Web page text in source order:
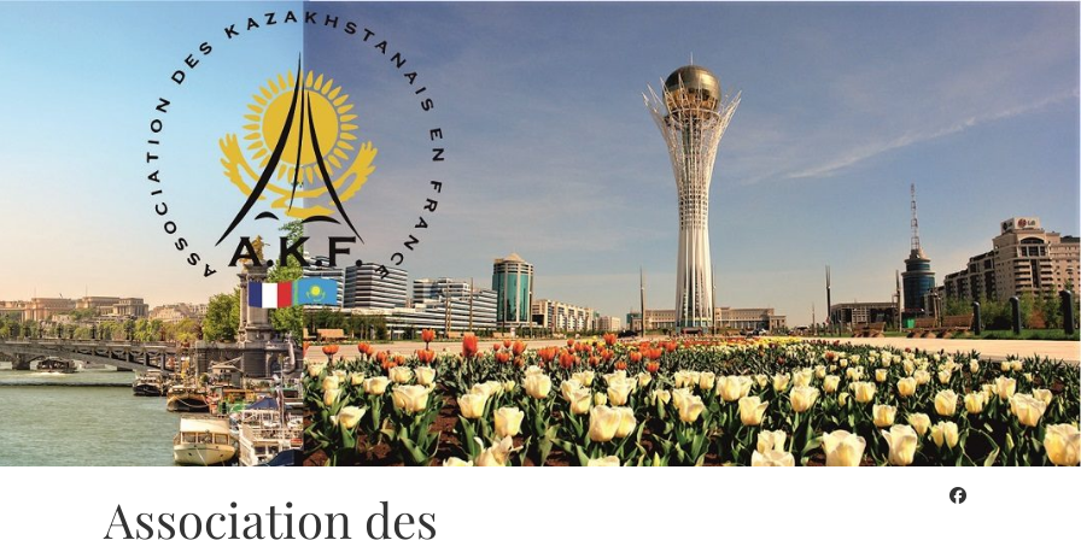
Association des